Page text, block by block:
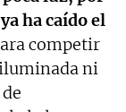
ha caído el
competir
ni